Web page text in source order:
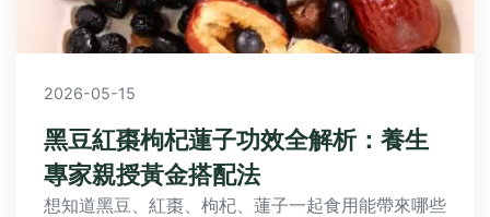
2026-05-15
黑豆紅棗枸杞蓮子功效全解析：養生
專家親授黃金搭配法
想知道黑豆、紅棗、枸杞、蓮子一起食用能帶來哪些